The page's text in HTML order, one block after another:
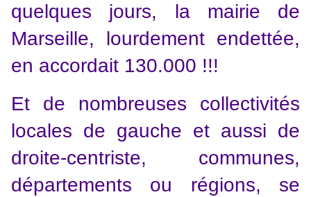
quelques jours, la mairie de
Marseille, lourdement endettée,
en accordait 130.000 !!!
Et de nombreuses collectivités
locales de gauche et aussi de
droite-centriste, communes,
départements ou régions, se